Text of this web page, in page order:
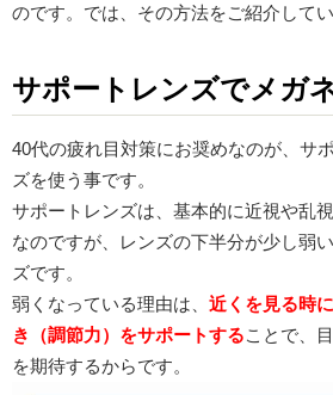
のです。では、その方法をご紹介してい
サポートレンズでメガ
40代の疲れ目対策にお奨めなのが、サ
ズを使う事です。
サポートレンズは、基本的に近視や乱
なのですが、レンズの下半分が少し弱
ズです。
弱くなっている理由は、 近くを見る時
き（調節力）をサポートすることで、
を期待するからです。